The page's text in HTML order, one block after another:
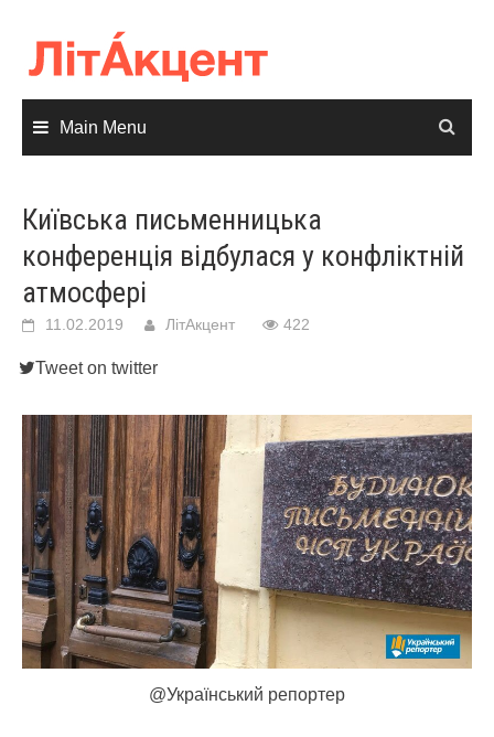
content
Main Menu
Київська письменницька
конференція відбулася у конфліктній
атмосфері
11.02.2019 ЛітАкцент 422
Tweet on twitter
@Український репортер